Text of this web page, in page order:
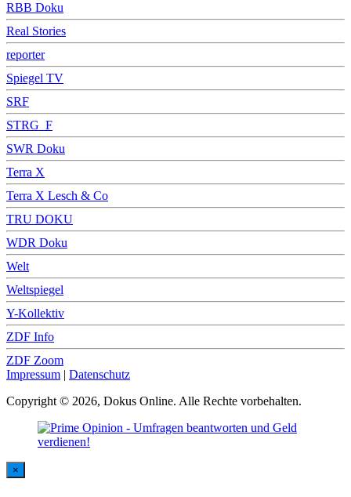
RBB Doku
Real Stories
reporter
Spiegel TV
SRF
STRG_F
SWR Doku
Terra X
Terra X Lesch & Co
TRU DOKU
WDR Doku
Welt
Weltspiegel
Y-Kollektiv
ZDF Info
ZDF Zoom
Impressum | Datenschutz
Copyright © 2026, Dokus Online. Alle Rechte vorbehalten.
×